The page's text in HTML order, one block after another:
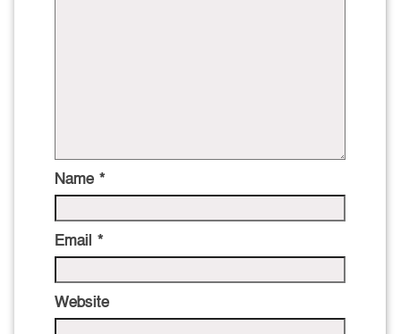
Name *
Email *
Website